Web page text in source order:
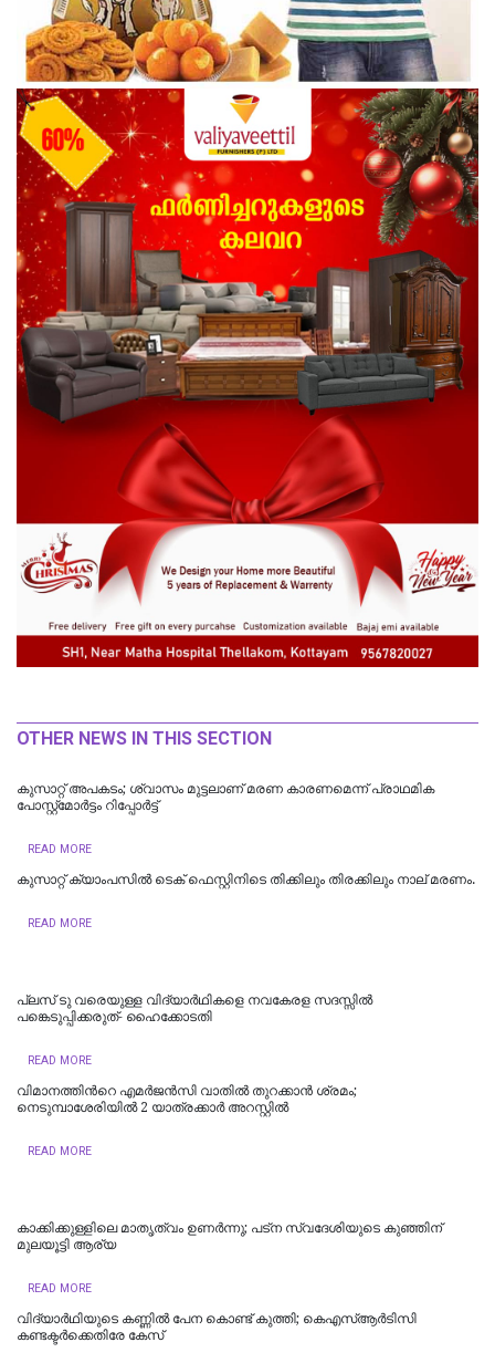
OTHER NEWS IN THIS SECTION
കുസാറ്റ് അപകടം; ശ്വാസം മുട്ടലാണ് മരണ കാരണമെന്ന് പ്രാഥമിക
പോസ്റ്റ്‌മോർട്ടം റിപ്പോർട്ട്
READ MORE
കുസാറ്റ് ക്യാംപസിൽ ടെക് ഫെസ്റ്റിനിടെ തിക്കിലും തിരക്കിലും നാല് മരണം.
READ MORE
പ്ലസ് ടു വരെയുള്ള വിദ്യാര്‍ഥികളെ നവകേരള സദസ്സില്‍
പങ്കെടുപ്പിക്കരുത്- ഹൈക്കോടതി
READ MORE
വിമാനത്തിന്‍റെ എമർജൻസി വാതിൽ തുറക്കാൻ ശ്രമം;
നെടുമ്പാശേരിയില്‍ 2 യാത്രക്കാർ അറസ്റ്റില്‍
READ MORE
കാക്കിക്കുള്ളിലെ മാതൃത്വം ഉണർന്നു; പട്ന സ്വദേശിയുടെ കുഞ്ഞിന്
മുലയൂട്ടി ആര്യ
READ MORE
വിദ്യാർഥിയുടെ കണ്ണില്‍ പേന കൊണ്ട് കുത്തി; കെഎസ്ആര്‍ടിസി
കണ്ടക്ടര്‍ക്കെതിരേ കേസ്